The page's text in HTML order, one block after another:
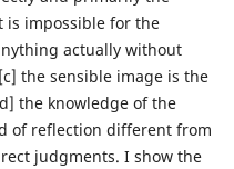
impossible for the
actually without
the sensible image is the
the knowledge of the
of reflection different from
judgments. I show the